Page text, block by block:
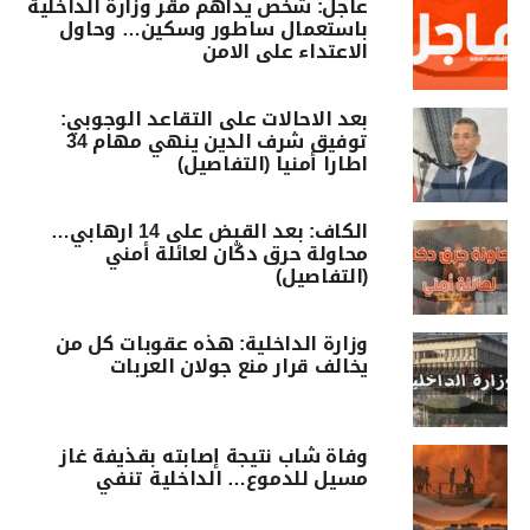
باستعمال ساطور وسكين… وحاول
الاعتداء على الامن
بعد الاحالات على التقاعد الوجوبي:
توفيق شرف الدين ينهي مهام 34
اطارا أمنيا (التفاصيل)
الكاف: بعد القبض على 14 ارهابي…
محاولة حرق دكّان لعائلة أمني
(التفاصيل)
وزارة الداخلية: هذه عقوبات كل من
يخالف قرار منع جولان العربات
وفاة شاب نتيجة إصابته بقذيفة غاز
مسيل للدموع… الداخلية تنفي